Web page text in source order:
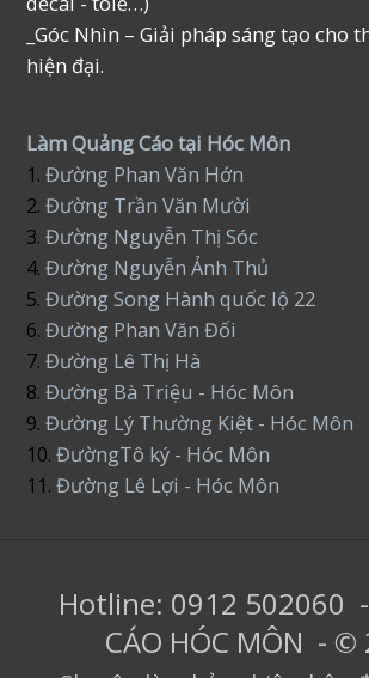
_Góc Nhìn – Giải pháp sáng tạo cho
hiện đại.
Làm Quảng Cáo tại Hóc Môn
1.Đường Phan Văn Hớn
2.Đường Trần Văn Mười
3.Đường Nguyễn Thị Sóc
4. Đường Nguyễn Ảnh Thủ
5.Đường Song Hành quốc lộ 22
6.Đường Phan Văn Đối
7. Đường Lê Thị Hà
8.Đường Bà Triệu - Hóc Môn
9.Đường Lý Thường Kiệt - Hóc Môn
10.ĐườngTô ký - Hóc Môn
11.Đường Lê Lợi - Hóc Môn
Hotline: 0912 502060 -
CÁO HÓC MÔN - ©